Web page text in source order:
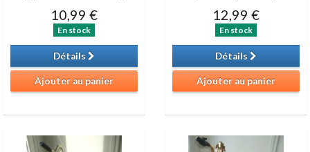
10,99 €
En stock
Détails
Ajouter au panier
12,99 €
En stock
Détails
Ajouter au panier